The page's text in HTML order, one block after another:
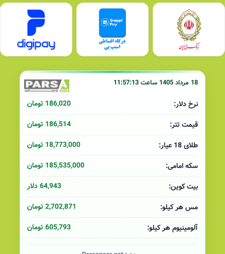
18 مرداد 1405 ساعت 11:57:13
نرخ دلار:
186,020 تومان
قیمت تتر:
186,514 تومان
طلای 18 عیار:
18,773,000 تومان
سکه امامی:
185,535,000 تومان
بیت کوین:
64,943 دلار
مس هر کیلو:
2,702,871 تومان
آلومینیوم هر کیلو:
605,793 تومان